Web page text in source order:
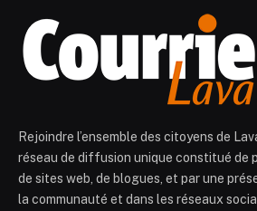
Rejoindre l’ensemble des citoyens de
réseau de diffusion unique constitué de
de sites web, de blogues, et par une
la communauté et dans les réseaux